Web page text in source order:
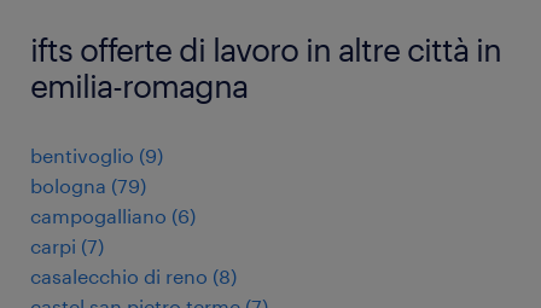
ifts offerte di lavoro in altre città in
emilia-romagna
bentivoglio (9)
bologna (79)
campogalliano (6)
carpi (7)
casalecchio di reno (8)